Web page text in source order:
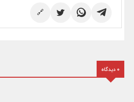
🔗
0 دیدگاه